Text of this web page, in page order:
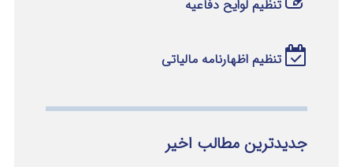
تنظیم لوایح دفاعیه
تنظیم اظهارنامه مالیاتی
جدیدترین مطالب اخیر